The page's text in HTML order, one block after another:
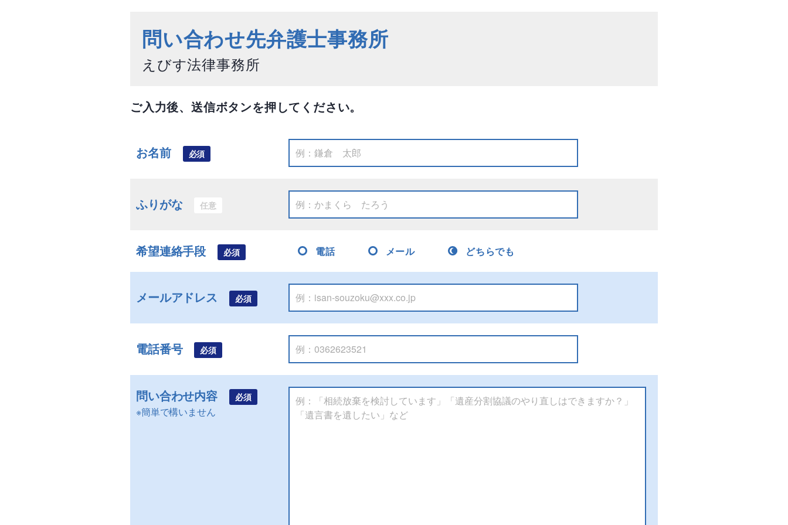
問い合わせ先弁護士事務所
えびす法律事務所
ご入力後、送信ボタンを押してください。
お名前 必須
ふりがな 任意
希望連絡手段 必須 電話 メール どちらでも
メールアドレス 必須
電話番号 必須
問い合わせ内容 必須
※簡単で構いません